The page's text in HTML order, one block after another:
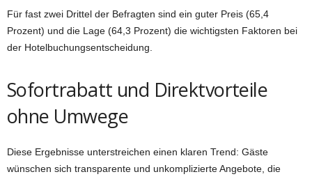
Für fast zwei Drittel der Befragten sind ein guter Preis (65,4
Prozent) und die Lage (64,3 Prozent) die wichtigsten Faktoren bei
der Hotelbuchungsentscheidung.
Sofortrabatt und Direktvorteile
ohne Umwege
Diese Ergebnisse unterstreichen einen klaren Trend: Gäste
wünschen sich transparente und unkomplizierte Angebote, die